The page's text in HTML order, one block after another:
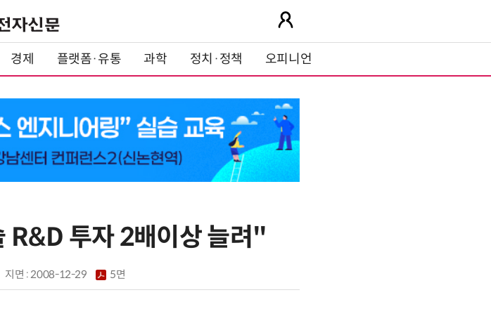
경제 플랫폼·유통 과학 정치·정책 오피니언
R&D 투자 2배이상 늘려"
지면 :2008-12-29 5면